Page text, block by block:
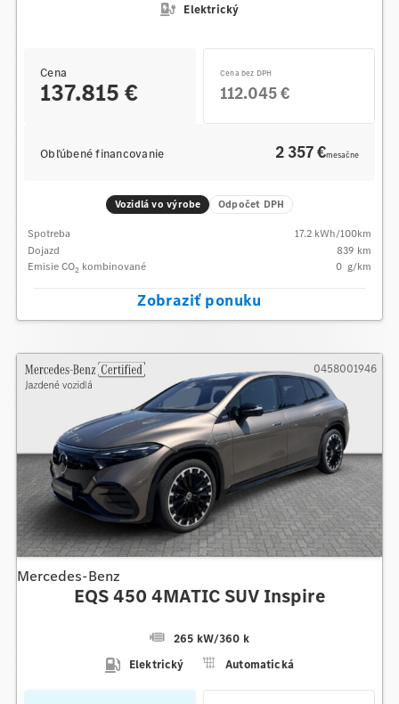
Elektrický
Cena
137.815 €
Cena bez DPH
112.045 €
Obľúbené financovanie 2 357 €mesačne
Vozidlá vo výrobe Odpočet DPH
Spotreba 17.2 kWh/100km
Dojazd
839 km
Emisie CO2 kombinované 0 g/km
Zobraziť ponuku
Mercedes-Benz
EQS 450 4MATIC SUV Inspire
265 kW/360 k
Elektrický
Automatická
0458001946